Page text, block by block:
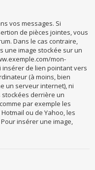
vos messages. Si
de pièces jointes, vous
Dans le cas contraire,
une image stockée sur un
mon-
insérer de lien pointant vers
(à moins, bien
un serveur internet), ni
derrière un
par exemple les
ou de Yahoo, les
insérer une image,